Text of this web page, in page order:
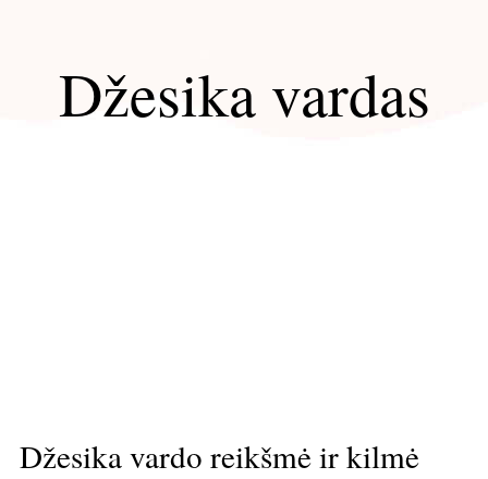
Džesika vardas
Džesika vardo reikšmė ir kilmė